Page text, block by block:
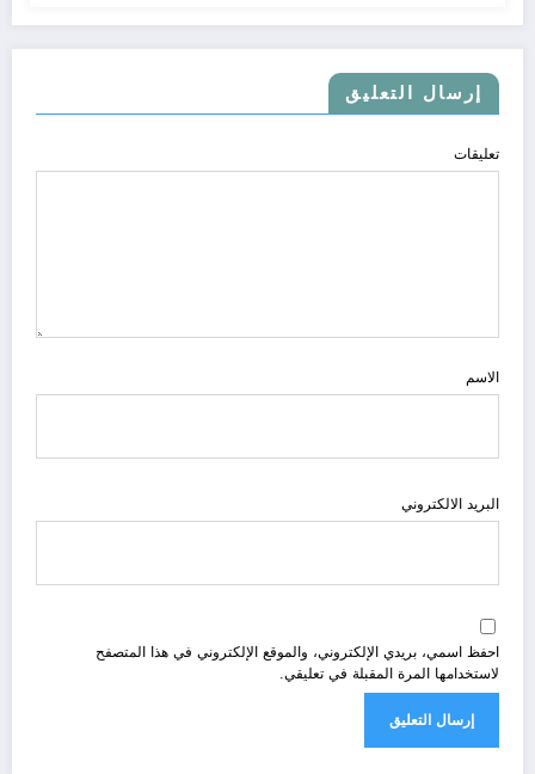
إرسال التعليق
تعليقات
الاسم
البريد الالكتروني
احفظ اسمي، بريدي الإلكتروني، والموقع الإلكتروني في هذا المتصفح
لاستخدامها المرة المقبلة في تعليقي.